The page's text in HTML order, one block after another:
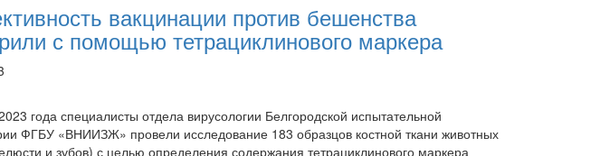
вакцинации против бешенства
с помощью тетрациклинового маркера
года специалисты отдела вирусологии Белгородской испытательной
ФГБУ «ВНИИЗЖ» провели исследование 183 образцов костной ткани животных
и зубов) с целью определения содержания тетрациклинового маркера